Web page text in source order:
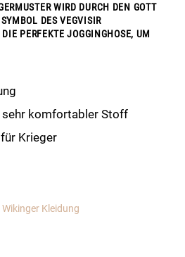
WIRD DURCH DEN GOTT
DES VEGVISIR
PERFEKTE JOGGINGHOSE, UM
sehr komfortabler Stoff
Krieger
Wikinger Kleidung